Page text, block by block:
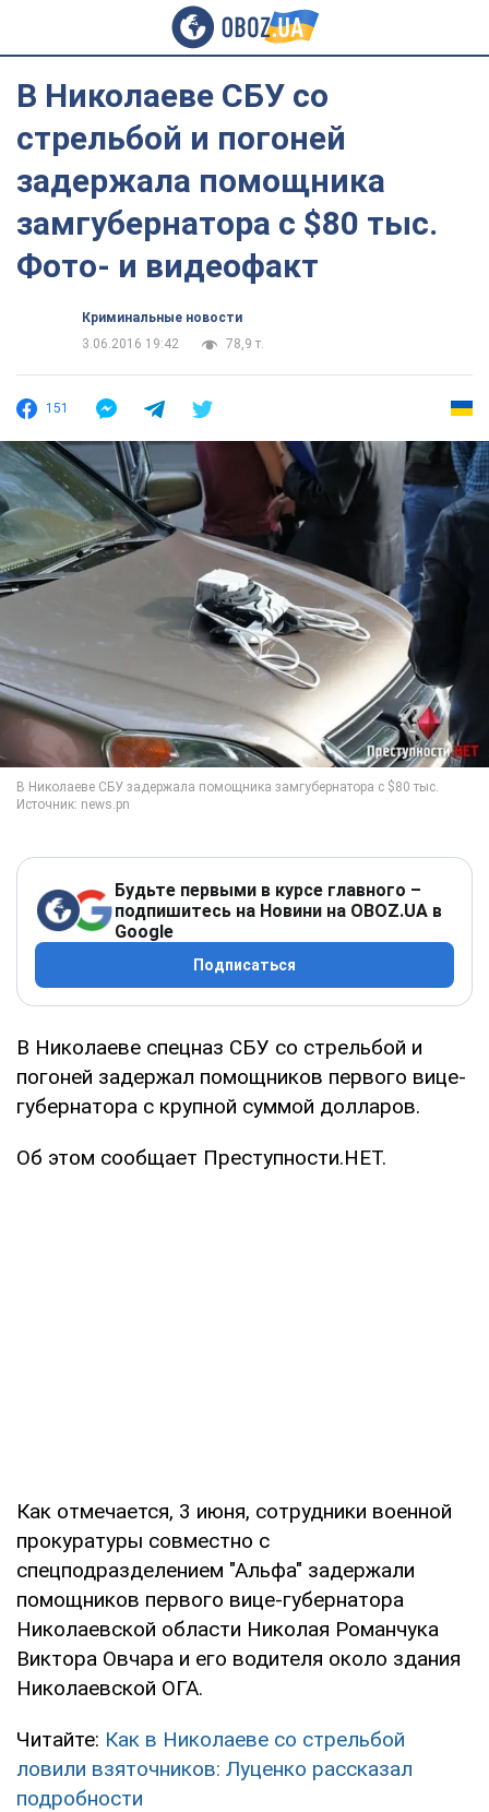
В Николаеве СБУ со
стрельбой и погоней
задержала помощника
замгубернатора с $80 тыс.
Фото- и видеофакт
Криминальные новости
3.06.2016 19:42
78,9 т.
151
Будьте первыми в курсе главного –
подпишитесь на Новини на OBOZ.UA в
Google
Подписаться
В Николаеве спецназ СБУ со стрельбой и
погоней задержал помощников первого вице-
губернатора с крупной суммой долларов.
Об этом сообщает Преступности.НЕТ.
Как отмечается, 3 июня, сотрудники военной
прокуратуры совместно с
спецподразделением "Альфа" задержали
помощников первого вице-губернатора
Николаевской области Николая Романчука
Виктора Овчара и его водителя около здания
Николаевской ОГА.
Читайте: Как в Николаеве со стрельбой
ловили взяточников: Луценко рассказал
подробности